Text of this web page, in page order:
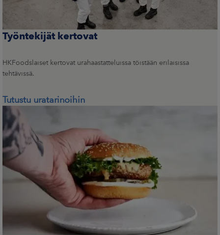
Työntekijät kertovat
HKFoodslaiset kertovat urahaastatteluissa töistään erilaisissa
tehtävissä.
Tutustu uratarinoihin